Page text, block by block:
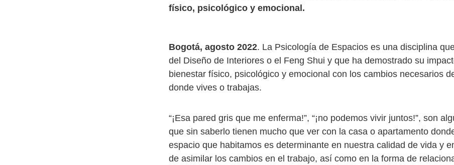
físico, psicológico y emocional.
Bogotá, agosto 2022. La Psicología de Espacios es una disciplina
del Diseño de Interiores o el Feng Shui y que ha demostrado su
bienestar físico, psicológico y emocional con los cambios necesarios
donde vives o trabajas.
“¡Esa pared gris que me enferma!”, “¡no podemos vivir juntos!”, son
que sin saberlo tienen mucho que ver con la casa o apartamento
espacio que habitamos es determinante en nuestra calidad de vida y
de asimilar los cambios en el trabajo, así como en la forma de